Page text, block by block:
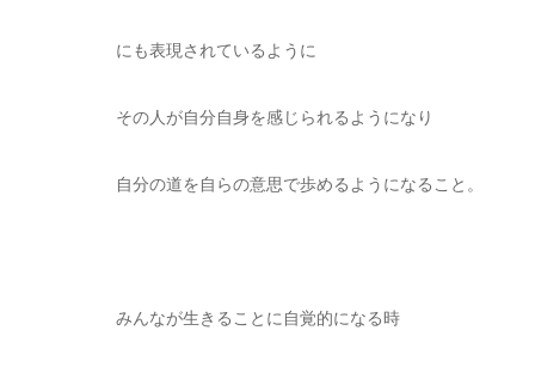
にも表現されているように
その人が自分自身を感じられるようになり
自分の道を自らの意思で歩めるようになること。
みんなが生きることに自覚的になる時